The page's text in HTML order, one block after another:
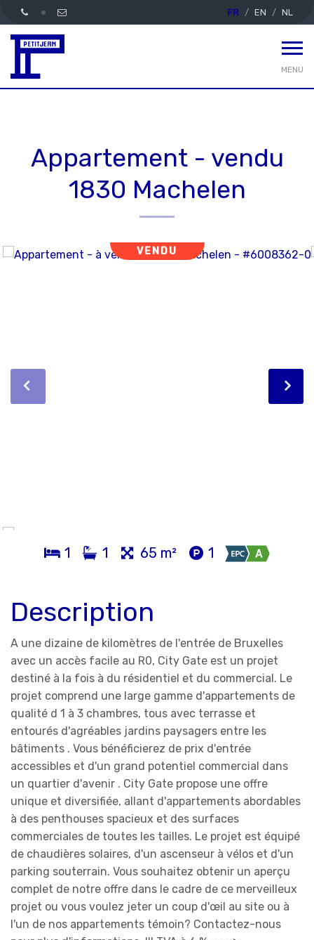
FR EN NL
MENU
Appartement - vendu
1830 Machelen
VENDU
1 1 65 m² 1
Description
A une dizaine de kilomètres de l'entrée de Bruxelles
avec un accès facile au R0, City Gate est un projet
destiné à la fois à du résidentiel et du commercial. Le
projet comprend une large gamme d'appartements de
qualité d 1 à 3 chambres, tous avec terrasse et
entourés d'agréables jardins paysagers entre les
bâtiments . Vous bénéficierez de prix d'entrée
accessibles et d'un grand potentiel commercial dans
un quartier d'avenir . City Gate propose une offre
unique et diversifiée, allant d'appartements abordables
à des penthouses spacieux et des surfaces
commerciales de toutes les tailles. Le projet est équipé
de chaudières solaires, d'un ascenseur à vélos et d'un
parking souterrain. Vous souhaitez obtenir un aperçu
complet de notre offre dans le cadre de ce merveilleux
projet ou vous voulez jeter un coup d'œil au site ou à
l'un de nos appartements témoin? Contactez-nous